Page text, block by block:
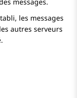
les messages
autres serveurs